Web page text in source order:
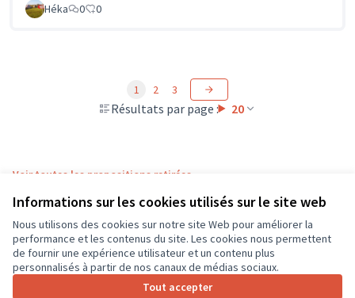
Informations sur les cookies utilisés sur le site web
Nous utilisons des cookies sur notre site Web pour améliorer la
performance et les contenus du site. Les cookies nous permettent
de fournir une expérience utilisateur et un contenu plus
personnalisés à partir de nos canaux de médias sociaux.
Tout accepter
Héka 0 0
Résultats par page : 20
1 2 3
Voir toutes les propositions retirées
Conditions d'utilisation
Paramètres des cookies
CD37 sur X
(Lien externe)
CD37 sur Facebook
CD37 sur Instagram
CD37 sur YouTube
(Lien externe)